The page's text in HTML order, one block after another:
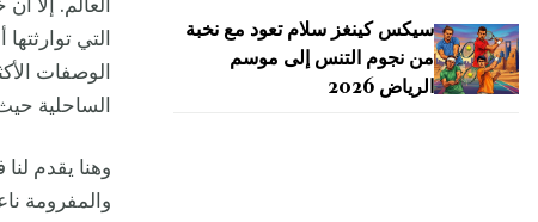
سيكس كينغز سلام تعود مع نخبة
من نجوم التنس إلى موسم
الرياض 2026
العالم. إلا
التي
الوصفات
الساحلية
وهنا يقدم
والمفرومة